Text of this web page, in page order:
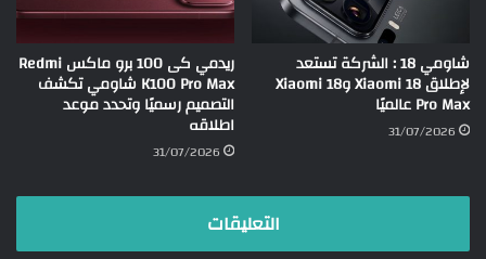
شاومي 18 : الشركة تستعد
لإطلاق Xiaomi 18 وXiaomi 18
Pro Max عالميًا
31/07/2026
ريدمي كى 100 برو ماكس Redmi
K100 Pro Max شاومي تكشف
التصميم رسميًا وتحدد موعد
اطلاقه
31/07/2026
التعليقات